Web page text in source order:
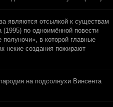
являются отсылкой к существам
(1995) по одноимённой повести
в которой главные
некие создания пожирают
на подсолнухи Винсента